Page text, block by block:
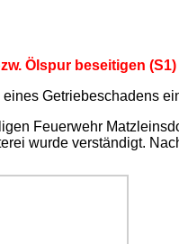
Ölspur beseitigen (S1)
Getriebeschadens
Feuerwehr
wurde verständigt.